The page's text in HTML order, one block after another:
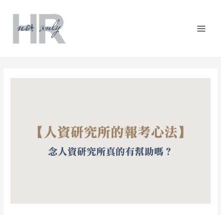
navigation